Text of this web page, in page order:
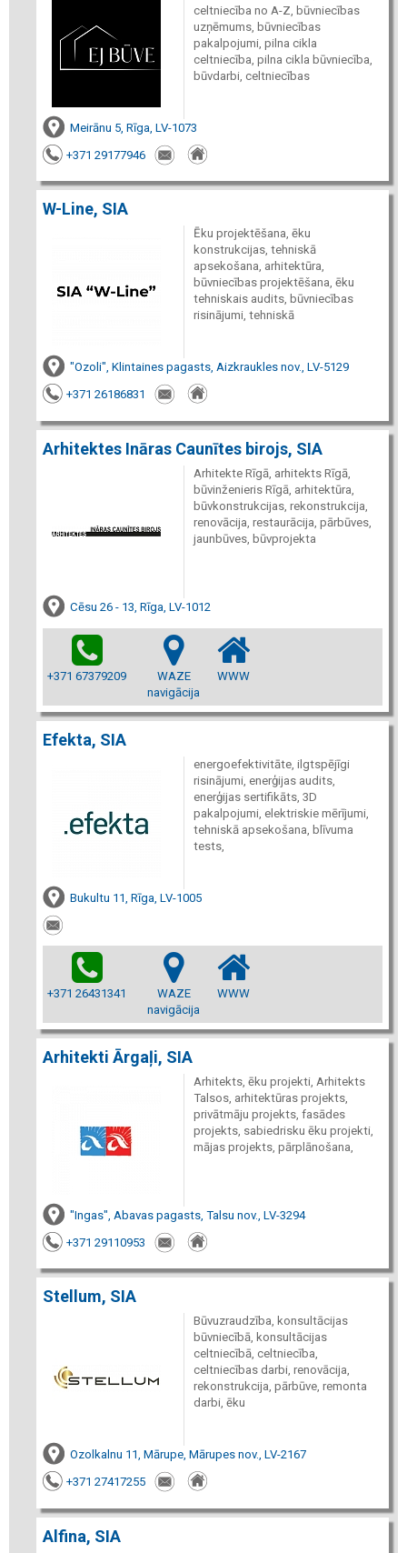
celtniecība no A-Z, būvniecības
uzņēmums, būvniecības
pakalpojumi, pilna cikla
celtniecība, pilna cikla būvniecība,
būvdarbi, celtniecības
Meirānu 5, Rīga, LV-1073
+371 29177946
W-Line, SIA
Ēku projektēšana, ēku
konstrukcijas, tehniskā
apsekošana, arhitektūra,
būvniecības projektēšana, ēku
tehniskais audits, būvniecības
risinājumi, tehniskā
"Ozoli", Klintaines pagasts, Aizkraukles nov., LV-5129
+371 26186831
Arhitektes Ināras Caunītes birojs, SIA
Arhitekte Rīgā, arhitekts Rīgā,
būvinženieris Rīgā, arhitektūra,
būvkonstrukcijas, rekonstrukcija,
renovācija, restaurācija, pārbūves,
jaunbūves, būvprojekta
Cēsu 26 - 13, Rīga, LV-1012
+371 67379209
WAZE
navigācija
WWW
Efekta, SIA
energoefektivitāte, ilgtspējīgi
risinājumi, enerģijas audits,
enerģijas sertifikāts, 3D
pakalpojumi, elektriskie mērījumi,
tehniskā apsekošana, blīvuma
tests,
Bukultu 11, Rīga, LV-1005
+371 26431341
WAZE
navigācija
WWW
Arhitekti Ārgaļi, SIA
Arhitekts, ēku projekti, Arhitekts
Talsos, arhitektūras projekts,
privātmāju projekts, fasādes
projekts, sabiedrisku ēku projekti,
mājas projekts, pārplānošana,
"Ingas", Abavas pagasts, Talsu nov., LV-3294
+371 29110953
Stellum, SIA
Būvuzraudzība, konsultācijas
būvniecībā, konsultācijas
celtniecībā, celtniecība,
celtniecības darbi, renovācija,
rekonstrukcija, pārbūve, remonta
darbi, ēku
Ozolkalnu 11, Mārupe, Mārupes nov., LV-2167
+371 27417255
Alfina, SIA